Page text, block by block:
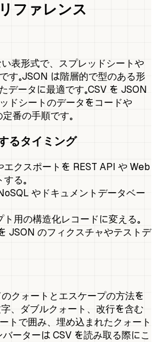
ファレンス
表形式で、スプレッドシートや
す。JSON は階層的で型のある形
データに最適です。CSV を JSON
ドシートのデータをコードや
番の手順です。
るタイミング
エクスポートを REST API や Web
る。
やドキュメントデータベー
用の構造化レコードに変える。
JSON のフィクスチャやテストデ
クォートとエスケープの方法を
字、ダブルクォート、改行を含む
トで囲み、埋め込まれたクォート
バーターは CSV を読み取る際にこ